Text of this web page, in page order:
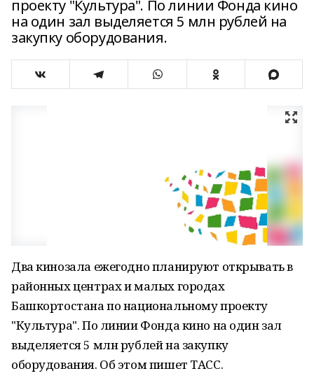
проекту "Культура". По линии Фонда кино
на один зал выделяется 5 млн рублей на
закупку оборудования.
Два кинозала ежегодно планируют открывать в
районных центрах и малых городах
Башкортостана по национальному проекту
"Культура". По линии Фонда кино на один зал
выделяется 5 млн рублей на закупку
оборудования. Об этом пишет ТАСС.